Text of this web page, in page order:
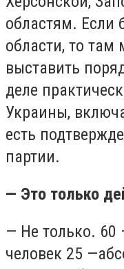
областям. Если
области, то
выставить
деле
Украины,
есть
партии.
— Это только
— Не только. 60
человек 25